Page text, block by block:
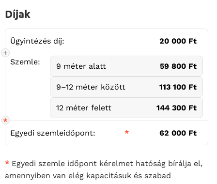
Díjak
Ügyintézés díj: 20 000 Ft
Szemle: 9 méter alatt 59 800 Ft
9–12 méter között 113 100 Ft
12 méter felett 144 300 Ft
Egyedi szemleidőpont: * 62 000 Ft
* Egyedi szemle időpont kérelmet hatóság bírálja el,
amennyiben van elég kapacitásuk és szabad